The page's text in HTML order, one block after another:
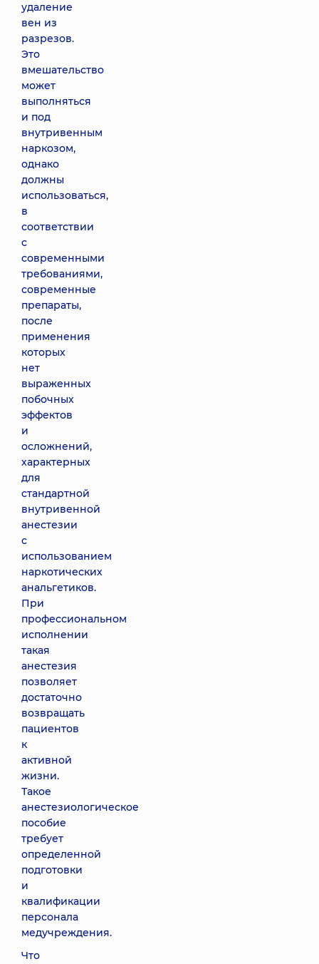
удаление
вен из
разрезов.
Это
вмешательство
может
выполняться
и под
внутривенным
наркозом,
однако
должны
использоваться,
в
соответствии
с
современными
требованиями,
современные
препараты,
после
применения
которых
нет
выраженных
побочных
эффектов
и
осложнений,
характерных
для
стандартной
внутривенной
анестезии
с
использованием
наркотических
анальгетиков.
При
профессиональном
исполнении
такая
анестезия
позволяет
достаточно
возвращать
пациентов
к
активной
жизни.
Такое
анестезиологическое
пособие
требует
определенной
подготовки
и
квалификации
персонала
медучреждения.
Что